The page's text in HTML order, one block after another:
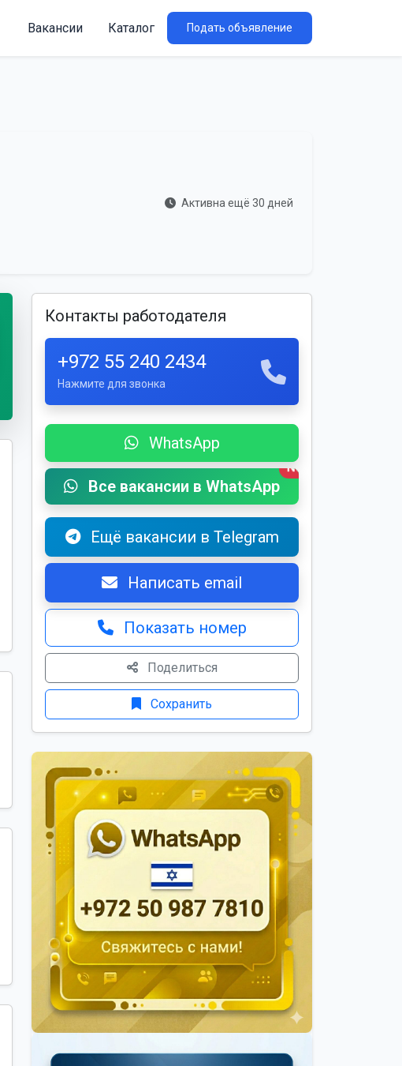
Вакансии Каталог Подать объявление
Активна ещё 30 дней
Контакты работодателя
+972 55 240 2434
Нажмите для звонка
WhatsApp
Все вакансии в WhatsApp
New
Ещё вакансии в Telegram
Написать email
Показать номер
Поделиться
Сохранить